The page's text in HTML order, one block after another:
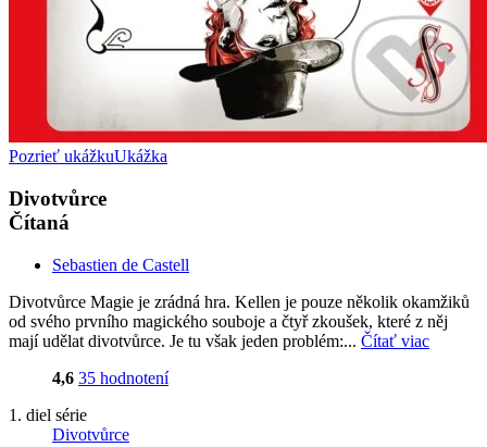
Pozrieť ukážkuUkážka
Divotvůrce
Čítaná
Sebastien de Castell
Divotvůrce Magie je zrádná hra. Kellen je pouze několik okamžiků
od svého prvního magického souboje a čtyř zkoušek, které z něj
mají udělat divotvůrce. Je tu však jeden problém:... Čítať viac
4,6 35 hodnotení
1. diel série
Divotvůrce